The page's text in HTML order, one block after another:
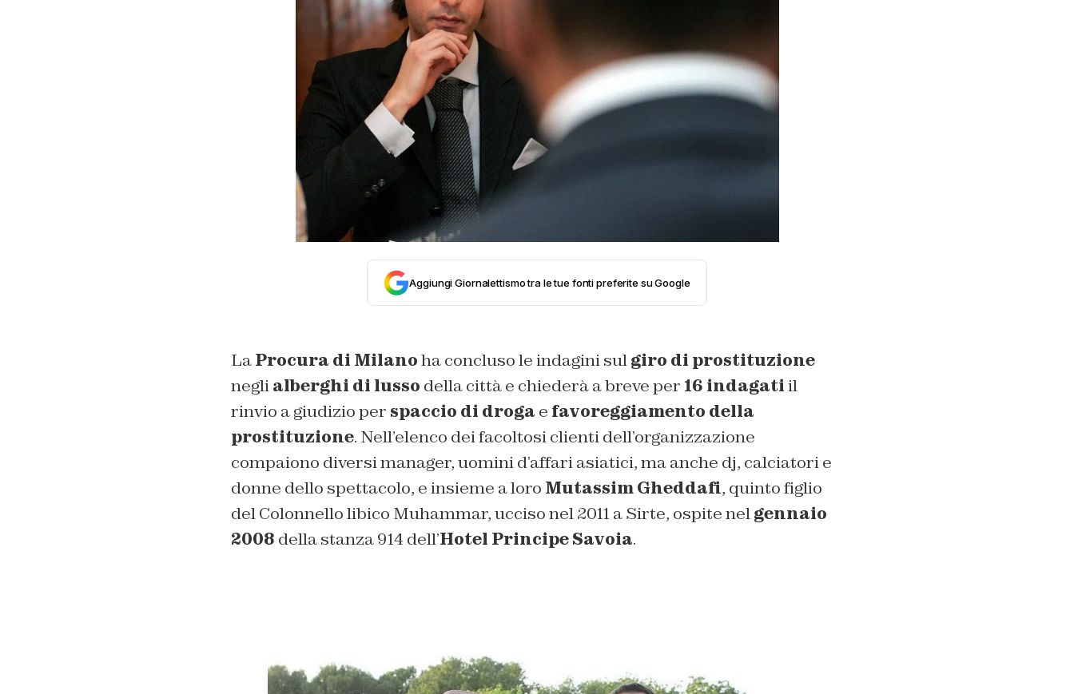
Aggiungi Giornalettismo tra le tue fonti preferite su Google
LaProcura di Milanoha concluso le indagini sulgiro di prostituzione
neglialberghi di lusso della città e chiederà a breve per 16 indagatiil
rinvio a giudizio per spaccio di droga e favoreggiamento della
prostituzione. Nell’elenco dei facoltosi clienti dell’organizzazione
compaiono diversi manager, uomini d’affari asiatici, ma anche dj, calciatori e
donne dello spettacolo, e insieme a loro Mutassim Gheddafi, quinto figlio
del Colonnello libico Muhammar, ucciso nel 2011 a Sirte, ospite nelgennaio
2008 della stanza 914 dell’Hotel Principe Savoia.